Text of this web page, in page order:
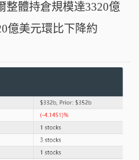
整體持倉規模達3320億
億美元環比下降約